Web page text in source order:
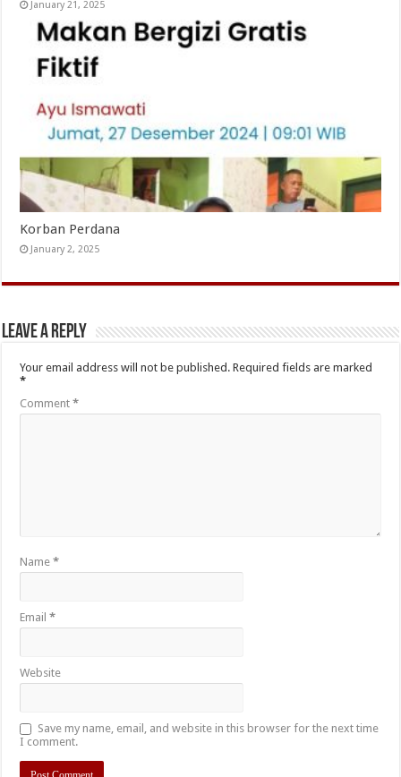
January 21, 2025
Korban Perdana
January 2, 2025
Leave a Reply
Your email address will not be published. Required fields are marked
*
Comment*
Name*
Email*
Website
Save my name, email, and website in this browser for the next time
I comment.